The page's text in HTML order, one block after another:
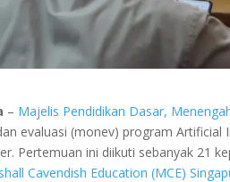
– Majelis Pendidikan Dasar,
evaluasi (monev) program Artificial
Pertemuan ini diikuti sebanyak 21
Cavendish Education (MCE)